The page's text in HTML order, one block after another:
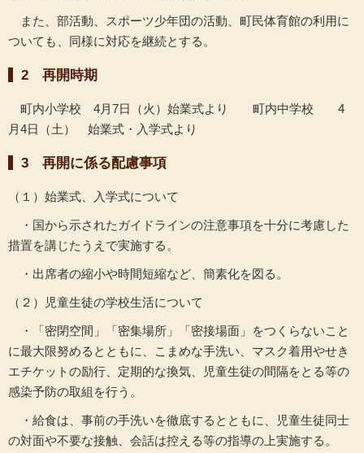
また、部活動、スポーツ少年団の活動、町民体育館の利用に
ついても、同様に対応を継続とする。
2 再開時期
町内小学校 4月7日（火）始業式より 町内中学校 4
月4日（土） 始業式・入学式より
3 再開に係る配慮事項
（１）始業式、入学式について
・国から示されたガイドラインの注意事項を十分に考慮した
措置を講じたうえで実施する。
・出席者の縮小や時間短縮など、簡素化を図る。
（２）児童生徒の学校生活について
・「密閉空間」「密集場所」「密接場面」をつくらないこと
に最大限努めるとともに、こまめな手洗い、マスク着用やせき
エチケットの励行、定期的な換気、児童生徒の間隔をとる等の
感染予防の取組を行う。
・給食は、事前の手洗いを徹底するとともに、児童生徒同士
の対面や不要な接触、会話は控える等の指導の上実施する。